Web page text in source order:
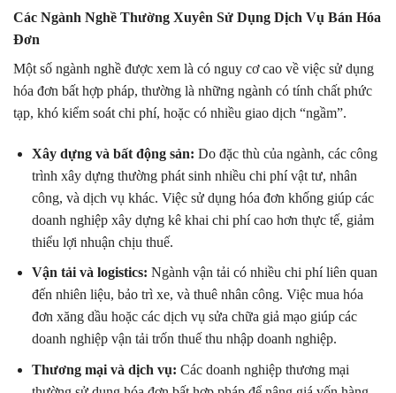
Các Ngành Nghề Thường Xuyên Sử Dụng Dịch Vụ Bán Hóa
Đơn
Một số ngành nghề được xem là có nguy cơ cao về việc sử dụng
hóa đơn bất hợp pháp, thường là những ngành có tính chất phức
tạp, khó kiểm soát chi phí, hoặc có nhiều giao dịch “ngầm”.
Xây dựng và bất động sản: Do đặc thù của ngành, các công
trình xây dựng thường phát sinh nhiều chi phí vật tư, nhân
công, và dịch vụ khác. Việc sử dụng hóa đơn khống giúp các
doanh nghiệp xây dựng kê khai chi phí cao hơn thực tế, giảm
thiểu lợi nhuận chịu thuế.
Vận tải và logistics: Ngành vận tải có nhiều chi phí liên quan
đến nhiên liệu, bảo trì xe, và thuê nhân công. Việc mua hóa
đơn xăng dầu hoặc các dịch vụ sửa chữa giả mạo giúp các
doanh nghiệp vận tải trốn thuế thu nhập doanh nghiệp.
Thương mại và dịch vụ: Các doanh nghiệp thương mại